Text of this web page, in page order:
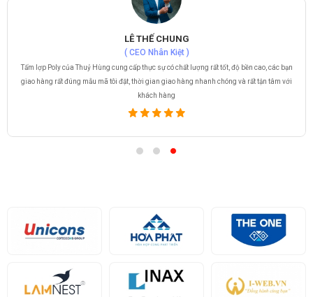
LÊ THẾ CHUNG
( CEO Nhân Kiệt )
Tấm lợp Poly của Thuỷ Hùng cung cấp thực sự có chất lượng rất tốt, độ bền cao, các bạn
giao hàng rất đúng mẫu mã tôi đặt, thời gian giao hàng nhanh chóng và rất tận tâm với
khách hàng